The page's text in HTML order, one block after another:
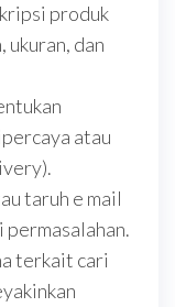
produk
ukuran, dan
atau
taruh e mail
terkait cari